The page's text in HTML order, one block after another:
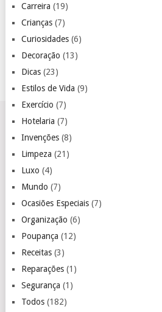
Carreira (19)
Crianças(7)
Curiosidades(6)
Decoração (13)
Dicas(23)
Estilos de Vida (9)
Exercício (7)
Hotelaria (7)
Invenções(8)
Limpeza (21)
Luxo (4)
Mundo (7)
Ocasiões Especiais(7)
Organização (6)
Poupança (12)
Receitas(3)
Reparações(1)
Segurança (1)
Todos(182)